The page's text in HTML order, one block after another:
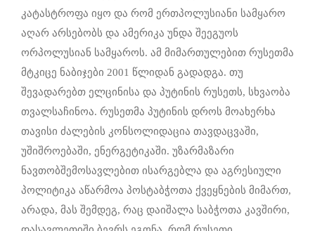
კატასტროფა იყო და რომ ერთპოლუსიანი სამყარო
აღარ არსებობს და ამერიკა უნდა შეეგუოს
ორპოლუსიან სამყაროს. ამ მიმართულებით რუსეთმა
მტკიცე ნაბიჯები 2001 წლიდან გადადგა. თუ
შევადარებთ ელცინისა და პუტინის რუსეთს, სხვაობა
თვალსაჩინოა. რუსეთმა პუტინის დროს მოახერხა
თავისი ძალების კონსოლიდაცია თავდაცვაში,
უშიშროებაში, ენერგეტიკაში. უზარმაზარი
ნავთობშემოსავლებით ისარგებლა და აგრესიული
პოლიტიკა აწარმოა პოსტაბჭოთა ქვეყნების მიმართ,
არადა, მას შემდეგ, რაც დაიშალა საბჭოთა კავშირი,